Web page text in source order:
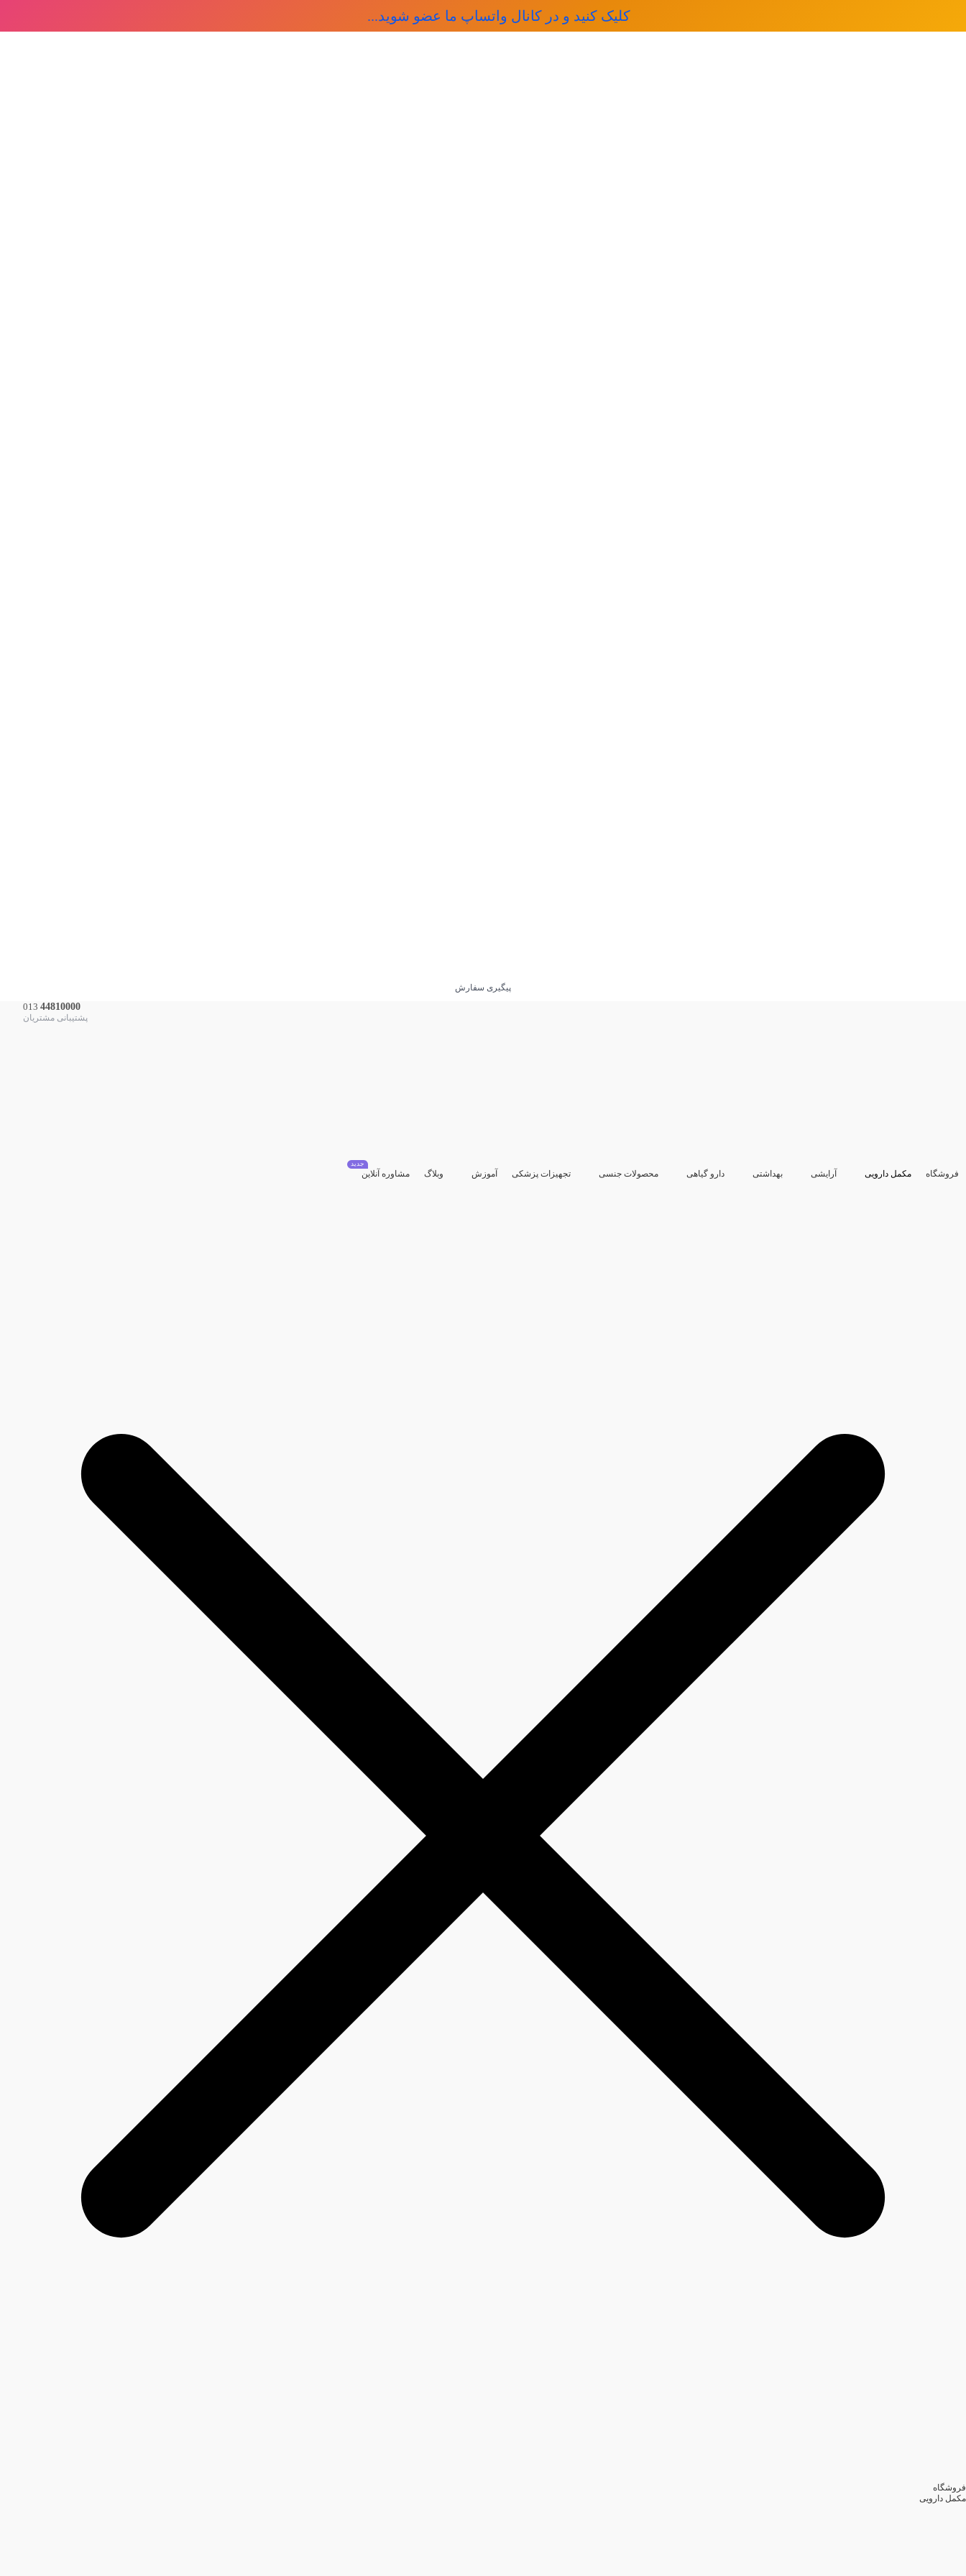
کلیک کنید و در کانال واتساپ ما عضو شوید...
پیگیری سفارش
44810000
013
پشتیبانی مشتریان
فروشگاه مکمل دارویی آرایشی بهداشتی دارو گیاهی محصولات جنسی تجهیزات پزشکی آموزش وبلاگ مشاوره آنلاین
جدید
فروشگاه
مکمل دارویی